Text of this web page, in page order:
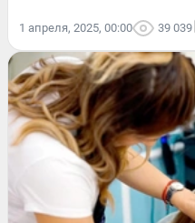
1 апреля, 2025, 00:00 39 039